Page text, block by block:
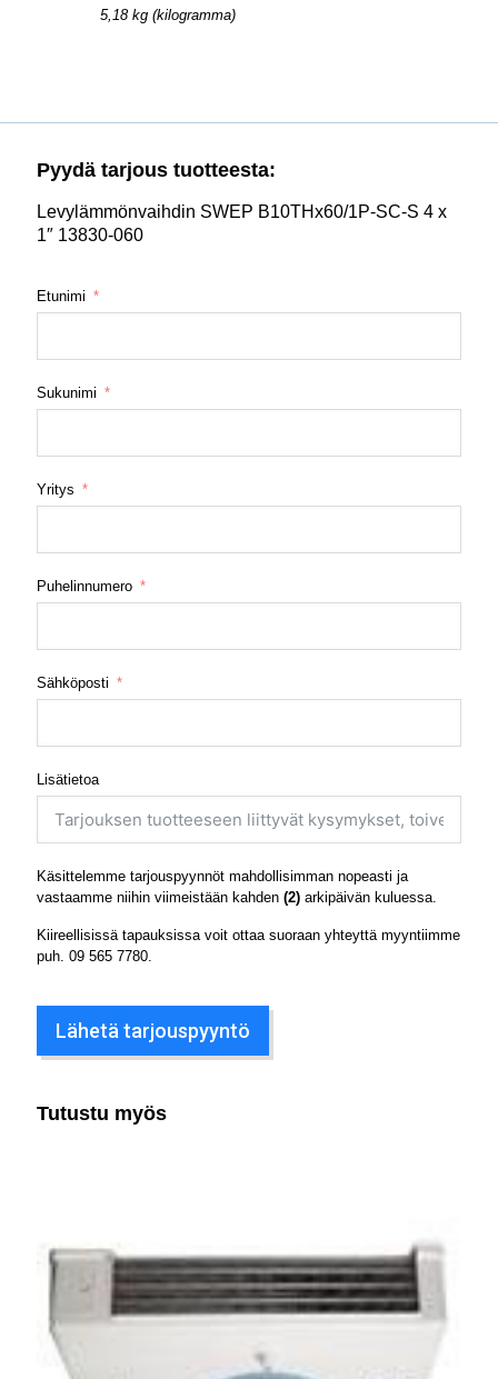
5,18 kg (kilogramma)
Pyydä tarjous tuotteesta:
Levylämmönvaihdin SWEP B10THx60/1P-SC-S 4 x
1″ 13830-060
Etunimi
Sukunimi
Yritys
Puhelinnumero
Sähköposti
Lisätietoa
Käsittelemme tarjouspyynnöt mahdollisimman nopeasti ja
vastaamme niihin viimeistään kahden (2) arkipäivän kuluessa.
Kiireellisissä tapauksissa voit ottaa suoraan yhteyttä myyntiimme
puh. 09 565 7780
Lähetä tarjouspyyntö
Tutustu myös